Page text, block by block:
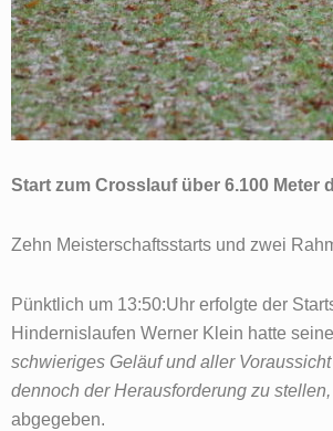
Start zum Crosslauf über 6.100 Meter
Zehn Meisterschaftsstarts und zwei
Pünktlich um 13:50:Uhr erfolgte der
Hindernislaufen Werner Klein hatte
schwieriges Geläuf und aller
dennoch der Herausforderung zu
abgegeben.